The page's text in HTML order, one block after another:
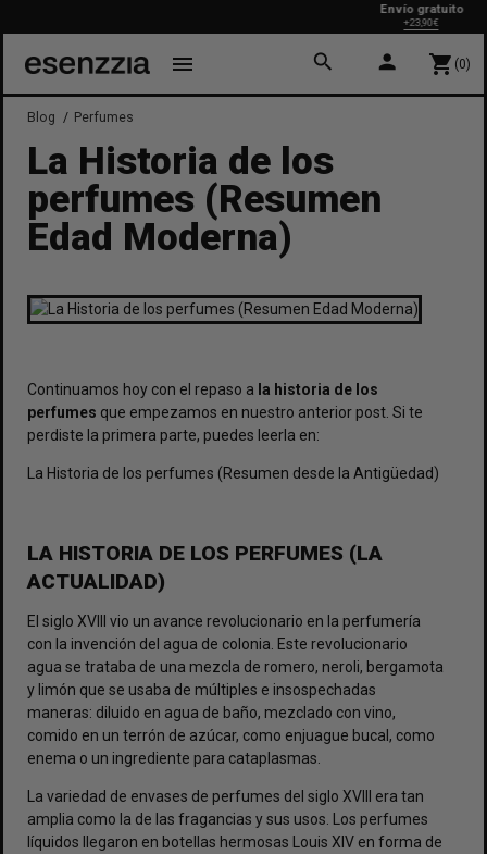
Envío gratuito
menu search person shopping_cart (0)
Blog Perfumes
La Historia de los
perfumes (Resumen
Edad Moderna)
Continuamos hoy con el repaso a la historia de los
perfumes que empezamos en nuestro anterior post. Si te
perdiste la primera parte, puedes leerla en:
La Historia de los perfumes (Resumen desde la Antigüedad)
LA HISTORIA DE LOS PERFUMES (LA
ACTUALIDAD)
El siglo XVIII vio un avance revolucionario en la perfumería
con la invención del agua de colonia. Este revolucionario
agua se trataba de una mezcla de romero, neroli, bergamota
y limón que se usaba de múltiples e insospechadas
maneras: diluido en agua de baño, mezclado con vino,
comido en un terrón de azúcar, como enjuague bucal, como
enema o un ingrediente para cataplasmas.
La variedad de envases de perfumes del siglo XVIII era tan
amplia como la de las fragancias y sus usos. Los perfumes
líquidos llegaron en botellas hermosas Louis XIV en forma de